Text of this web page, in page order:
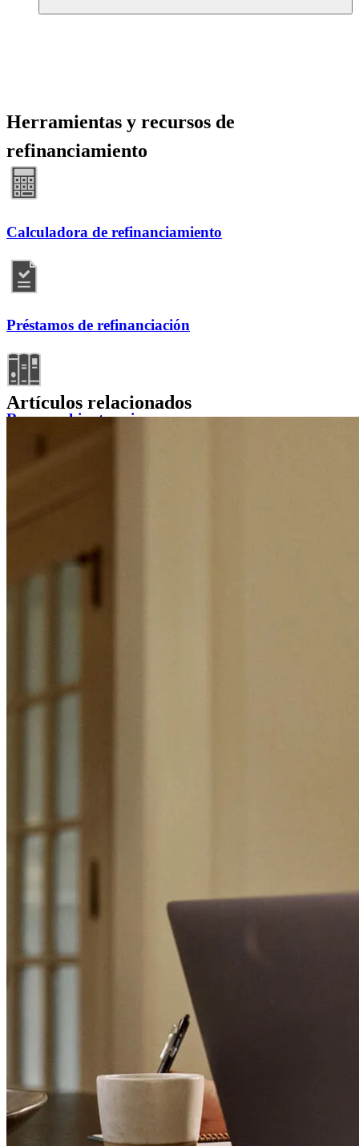
Herramientas y recursos de
refinanciamiento
Calculadora de refinanciamiento
Préstamos de refinanciación
Recursos hipotecarios
Terminología hipotecaria
Artículos relacionados